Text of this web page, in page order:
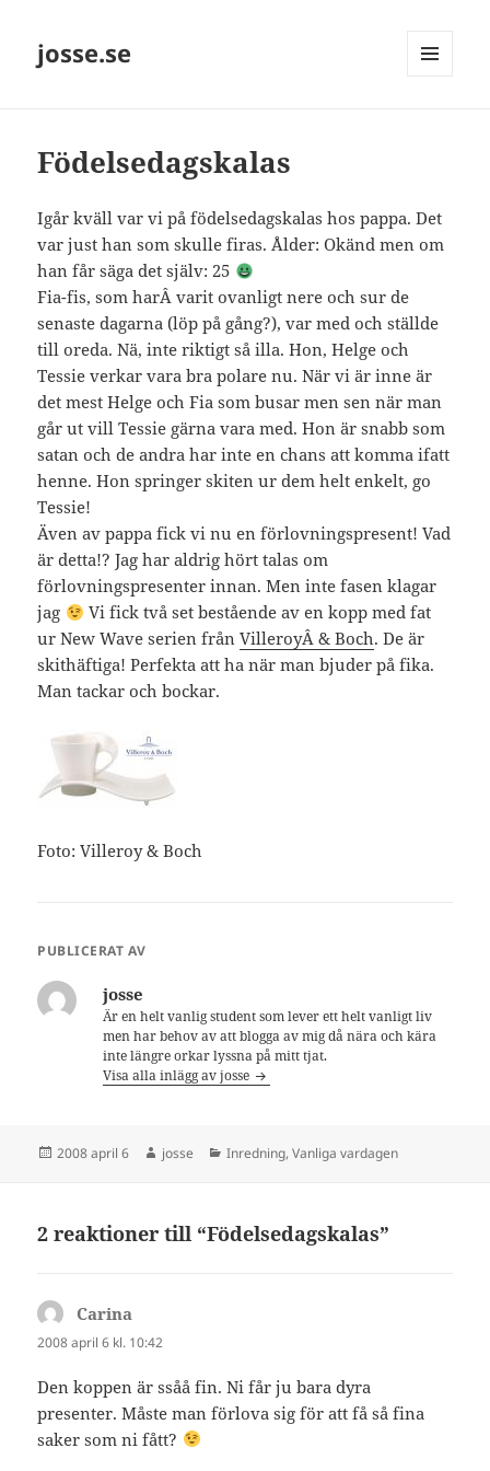
josse.se
Födelsedagskalas
Igår kväll var vi på födelsedagskalas hos pappa. Det
var just han som skulle firas. Ålder: Okänd men om
han får säga det själv: 25
Fia-fis, som harÂ varit ovanligt nere och sur de
senaste dagarna (löp på gång?), var med och ställde
till oreda. Nä, inte riktigt så illa. Hon, Helge och
Tessie verkar vara bra polare nu. När vi är inne är
det mest Helge och Fia som busar men sen när man
går ut vill Tessie gärna vara med. Hon är snabb som
satan och de andra har inte en chans att komma ifatt
henne. Hon springer skiten ur dem helt enkelt, go
Tessie!
Även av pappa fick vi nu en förlovningspresent! Vad
är detta!? Jag har aldrig hört talas om
förlovningspresenter innan. Men inte fasen klagar
jag
Vi fick två set bestående av en kopp med fat
ur New Wave serien frånVilleroyÂ & Boch. De är
skithäftiga! Perfekta att ha när man bjuder på fika.
Man tackar och bockar.
Foto: Villeroy & Boch
PUBLICERAT AV
josse
Är en helt vanlig student som lever ett helt vanligt liv
men har behov av att blogga av mig då nära och kära
inte längre orkar lyssna på mitt tjat.
Visa alla inlägg av josse
Postat
2008 april 6 Författare
josse Kategorier
Inredning,Vanliga vardagen
2 reaktioner till “Födelsedagskalas”
Carina
2008 april 6 kl. 10:42
Den koppen är ssåå fin. Ni får ju bara dyra
presenter. Måste man förlova sig för att få så fina
saker som ni fått?